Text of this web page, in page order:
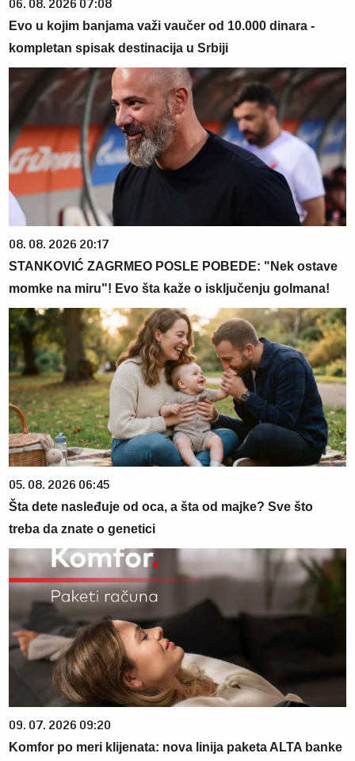
06. 08. 2026 07:08
Evo u kojim banjama važi vaučer od 10.000 dinara -
kompletan spisak destinacija u Srbiji
08. 08. 2026 20:17
STANKOVIĆ ZAGRMEO POSLE POBEDE: "Nek ostave
momke na miru"! Evo šta kaže o isključenju golmana!
05. 08. 2026 06:45
Šta dete nasleđuje od oca, a šta od majke? Sve što
treba da znate o genetici
09. 07. 2026 09:20
Komfor po meri klijenata: nova linija paketa ALTA banke